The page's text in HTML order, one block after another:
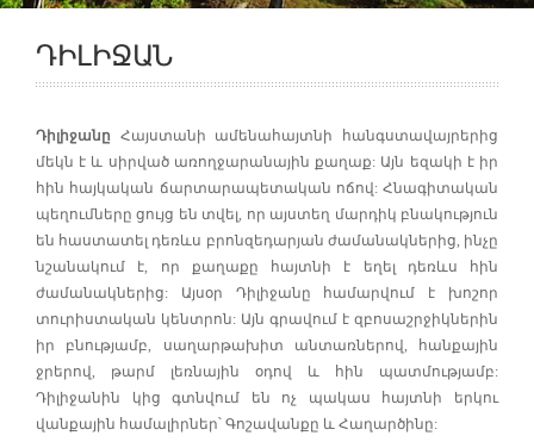
ԴԻԼԻՋԱՆ
Դիլիջանը Հայստանի ամենա հայտնի
հանգստավայրերից
մեկն է և սիրված առողջարանային քաղաք: Այն եզակի է իր
հին հայկական ճարտարապետական ոճով : Հնագիտական
պեղումները ցույց են տվել, որ այստեղ մարդիկ բնակություն
են հաստատել դեռևս բրոնզեդարյան ժամանակներից, ինչը
նշանակում
է, որ քաղաքը հայտնի է եղել դեռևս
հին
ժամանակներից: Այսօր Դիլիջանը համարվում է
խոշոր
տուրիստական կենտրոն: Այն գրավում է զբոսաշրջիկներին
իր
բնությամբ, սաղարթախիտ անտառներով,
հանքային
ջրերով, թարմ լեռնային օդով և հին պատմությամբ:
Դիլիջանին
կից գտնվում են ոչ պակաս հայտնի
երկու
վանքային համալիրներ՝ Գոշավանքը և Հաղարծինը: